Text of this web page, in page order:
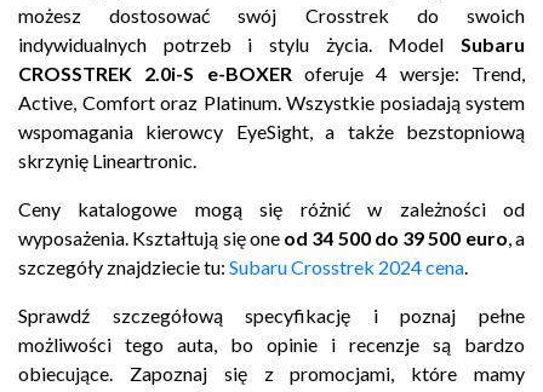
możesz dostosować swój Crosstrek do swoich
indywidualnych potrzeb i stylu życia. Model Subaru
CROSSTREK 2.0i-S e-BOXERoferuje 4 wersje: Trend,
Active, Comfort oraz Platinum. Wszystkie posiadają system
wspomagania kierowcy EyeSight, a także bezstopniową
skrzynię Lineartronic.
Ceny katalogowe mogą się różnić w zależności od
wyposażenia. Kształtują się one od 34 500 do 39 500 euro, a
szczegóły znajdziecie tu: Subaru Crosstrek 2024 cena.
Sprawdź szczegółową specyfikację i poznaj pełne
możliwości tego auta, bo opinie i recenzje są bardzo
obiecujące. Zapoznaj się z promocjami, które mamy